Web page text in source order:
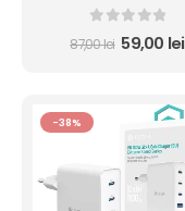
out of 5
87,00lei 59,00 lei
-38%